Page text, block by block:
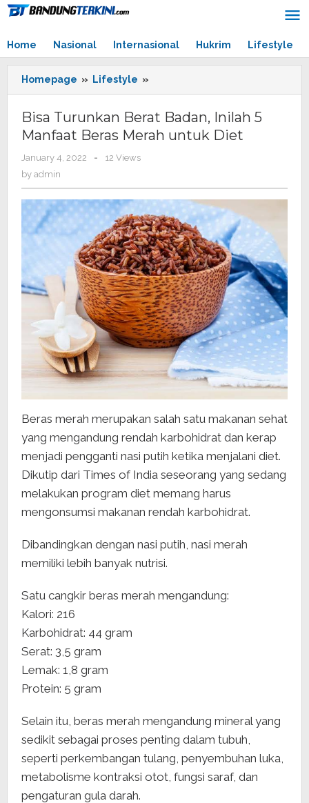
Skip
Home
Nasional Internasional Hukrim Lifestyle
Homepage » Lifestyle »
Turunkan
Badan,
Inilah
untuk
Diet
Bisa Turunkan Berat Badan, Inilah 5
Manfaat Beras Merah untuk Diet
January 4, 2022
by
-
12 Views
by admin
Beras merah merupakan salah satu makanan sehat
yang mengandung rendah karbohidrat dan kerap
menjadi pengganti nasi putih ketika menjalani diet.
Dikutip dari Times of India seseorang yang sedang
melakukan program diet memang harus
mengonsumsi makanan rendah karbohidrat.
Dibandingkan dengan nasi putih, nasi merah
memiliki lebih banyak nutrisi.
Satu cangkir beras merah mengandung:
Kalori: 216
Karbohidrat: 44 gram
Serat: 3,5 gram
Lemak: 1,8 gram
Protein: 5 gram
Selain itu, beras merah mengandung mineral yang
sedikit sebagai proses penting dalam tubuh,
seperti perkembangan tulang, penyembuhan luka,
metabolisme kontraksi otot, fungsi saraf, dan
pengaturan gula darah.